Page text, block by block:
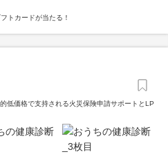
トカードが当たる！
低価格で支持される火災保険申請サポートとLP